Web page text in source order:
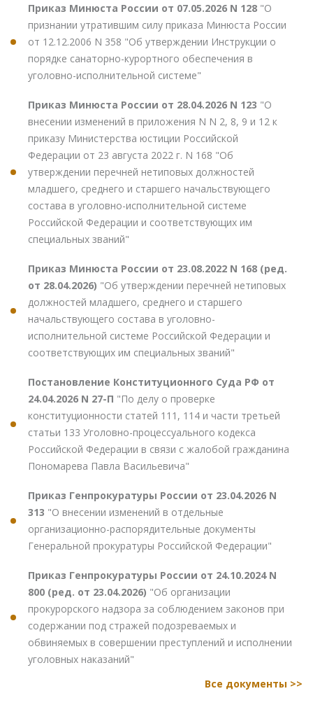
Приказ Минюста России от 07.05.2026 N 128 "О
признании утратившим силу приказа Минюста России
от 12.12.2006 N 358 "Об утверждении Инструкции о
порядке санаторно-курортного обеспечения в
уголовно-исполнительной системе"
Приказ Минюста России от 28.04.2026 N 123 "О
внесении изменений в приложения N N 2, 8, 9 и 12 к
приказу Министерства юстиции Российской
Федерации от 23 августа 2022 г. N 168 "Об
утверждении перечней нетиповых должностей
младшего, среднего и старшего начальствующего
состава в уголовно-исполнительной системе
Российской Федерации и соответствующих им
специальных званий"
Приказ Минюста России от 23.08.2022 N 168 (ред.
от 28.04.2026) "Об утверждении перечней нетиповых
должностей младшего, среднего и старшего
начальствующего состава в уголовно-
исполнительной системе Российской Федерации и
соответствующих им специальных званий"
Постановление Конституционного Суда РФ от
24.04.2026 N 27-П "По делу о проверке
конституционности статей 111, 114 и части третьей
статьи 133 Уголовно-процессуального кодекса
Российской Федерации в связи с жалобой гражданина
Пономарева Павла Васильевича"
Приказ Генпрокуратуры России от 23.04.2026 N
313 "О внесении изменений в отдельные
организационно-распорядительные документы
Генеральной прокуратуры Российской Федерации"
Приказ Генпрокуратуры России от 24.10.2024 N
800 (ред. от 23.04.2026) "Об организации
прокурорского надзора за соблюдением законов при
содержании под стражей подозреваемых и
обвиняемых в совершении преступлений и исполнении
уголовных наказаний"
Все документы >>